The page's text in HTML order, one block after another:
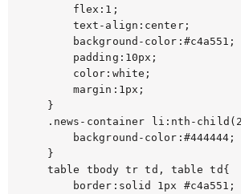
}
.news-container li:nth-
}
table tbody tr td, table td{　　/*